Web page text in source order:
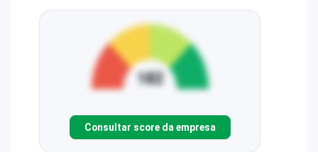
Consultar score da empresa